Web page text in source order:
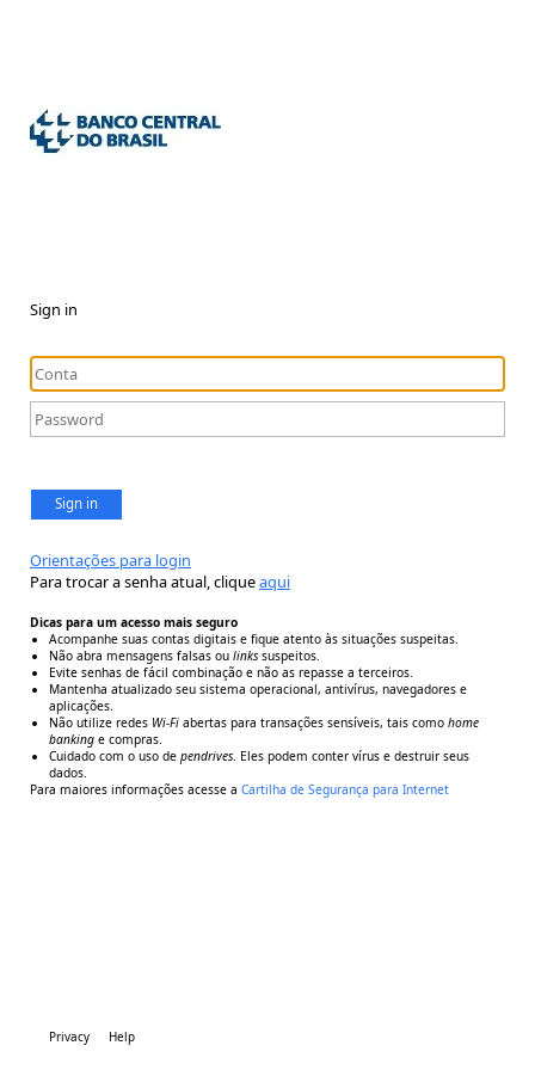
Sign in
Sign in
Orientações para login
Para trocar a senha atual, cliqueaqui
Dicas para um acesso mais seguro
Acompanhe suas contas digitais e fique atento às situações suspeitas.
Não abra mensagens falsas ou links suspeitos.
Evite senhas de fácil combinação e não as repasse a terceiros.
Mantenha atualizado seu sistema operacional, antivírus, navegadores e
aplicações.
Não utilize redes Wi-Fi abertas para transações sensíveis, tais como home
banking e compras.
Cuidado com o uso de pendrives. Eles podem conter vírus e destruir seus
dados.
Para maiores informações acesse a Cartilha de Segurança para Internet
Privacy Help